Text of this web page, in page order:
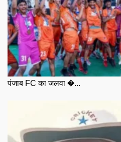
पंजाब FC का जलवा �...